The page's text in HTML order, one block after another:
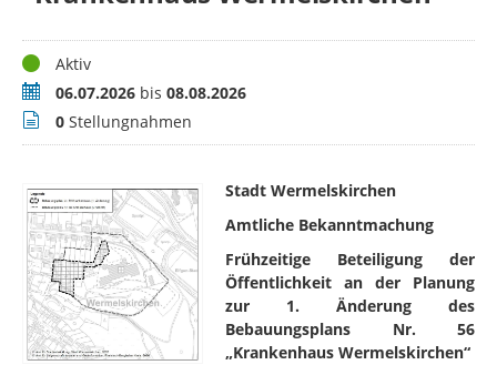
StatusAktiv
Zeitraum06.07.2026 bis 08.08.2026
Stellungnahmen
0 Stellungnahmen
Stadt Wermelskirchen
Amtliche Bekanntmachung
Frühzeitige Beteiligung der
Öffentlichkeit an der Planung
zur 1. Änderung des
Bebauungsplans Nr. 56
„Krankenhaus Wermelskirchen“